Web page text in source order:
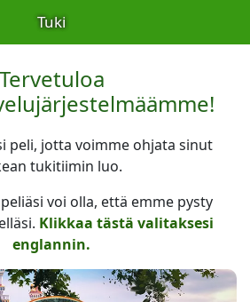
Tuki
Tervetuloa
peli, jotta voimme ohjata sinut
tukitiimin luo.
voi olla, että emme pysty
Klikkaa tästä valitaksesi
englannin.